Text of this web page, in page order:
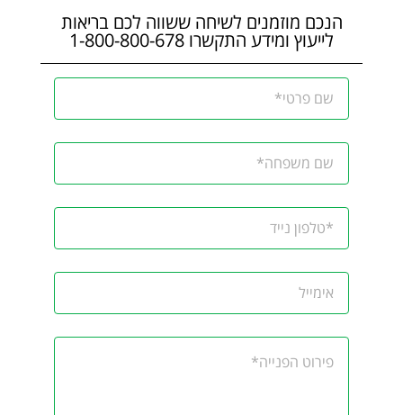
הנכם מוזמנים לשיחה ששווה לכם בריאות
לייעוץ ומידע התקשרו 1-800-800-678